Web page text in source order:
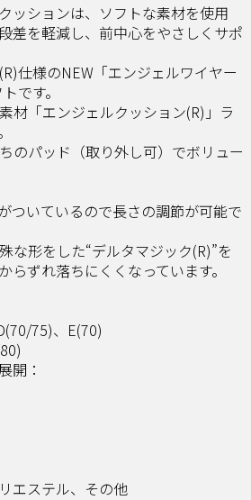
ッションは、ソフトな素材を使用
差を軽減し、前中心をやさしくサポ
仕様のNEW「エンジェルワイヤー
です。
材「エンジェルクッション(R)」ラ
のパッド（取り外し可）でボリュー
ついているので長さの調節が可能で
な形をした“デルタマジック(R)”を
らずれ落ちにくくなっています。
75)、E(70)
開：
エステル、その他